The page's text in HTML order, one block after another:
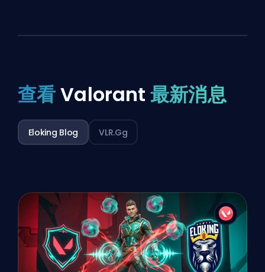
查看Valorant 最新消息
Eloking Blog VLR.gg